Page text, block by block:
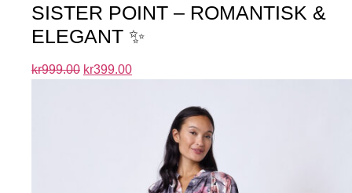
SISTER POINT – ROMANTISK &
ELEGANT ✨
kr999.00 kr399.00